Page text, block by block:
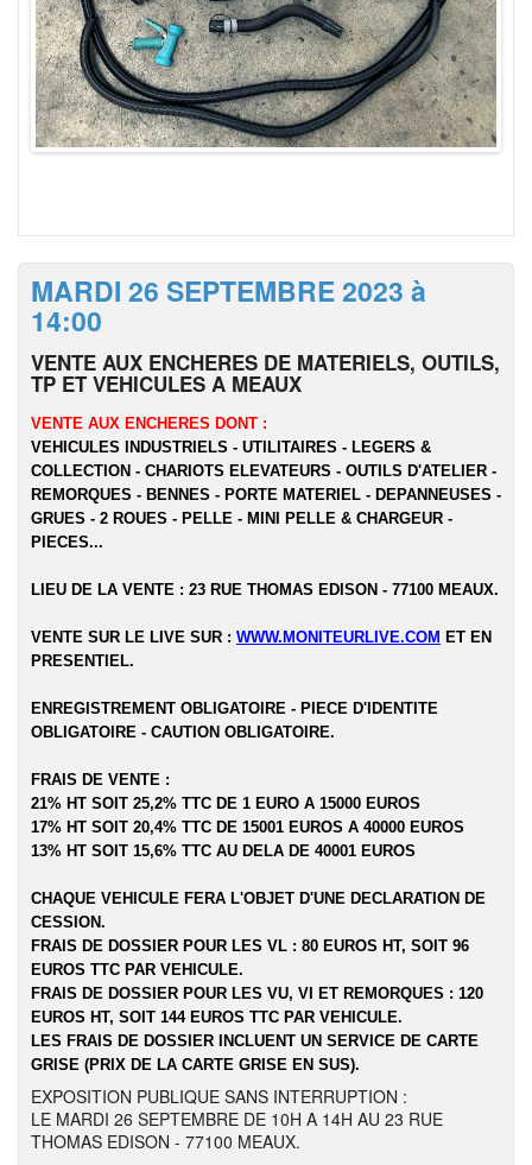
MARDI 26 SEPTEMBRE 2023 à
14:00
VENTE AUX ENCHERES DE MATERIELS, OUTILS,
TP ET VEHICULES A MEAUX
VENTE AUX ENCHERES DONT :
VEHICULES INDUSTRIELS - UTILITAIRES - LEGERS &
COLLECTION - CHARIOTS ELEVATEURS - OUTILS D'ATELIER -
REMORQUES - BENNES - PORTE MATERIEL - DEPANNEUSES -
GRUES - 2 ROUES - PELLE - MINI PELLE & CHARGEUR -
PIECES...
LIEU DE LA VENTE : 23 RUE THOMAS EDISON - 77100 MEAUX.
VENTE SUR LE LIVE SUR : WWW.MONITEURLIVE.COM ET EN
PRESENTIEL.
ENREGISTREMENT OBLIGATOIRE - PIECE D'IDENTITE
OBLIGATOIRE - CAUTION OBLIGATOIRE.
FRAIS DE VENTE :
21% HT SOIT 25,2% TTC DE 1 EURO A 15000 EUROS
17% HT SOIT 20,4% TTC DE 15001 EUROS A 40000 EUROS
13% HT SOIT 15,6% TTC AU DELA DE 40001 EUROS
CHAQUE VEHICULE FERA L'OBJET D'UNE DECLARATION DE
CESSION.
FRAIS DE DOSSIER POUR LES VL : 80 EUROS HT, SOIT 96
EUROS TTC PAR VEHICULE.
FRAIS DE DOSSIER POUR LES VU, VI ET REMORQUES : 120
EUROS HT, SOIT 144 EUROS TTC PAR VEHICULE.
LES FRAIS DE DOSSIER INCLUENT UN SERVICE DE CARTE
GRISE (PRIX DE LA CARTE GRISE EN SUS).
EXPOSITION PUBLIQUE SANS INTERRUPTION :
LE MARDI 26 SEPTEMBRE DE 10H A 14H AU 23 RUE
THOMAS EDISON - 77100 MEAUX.